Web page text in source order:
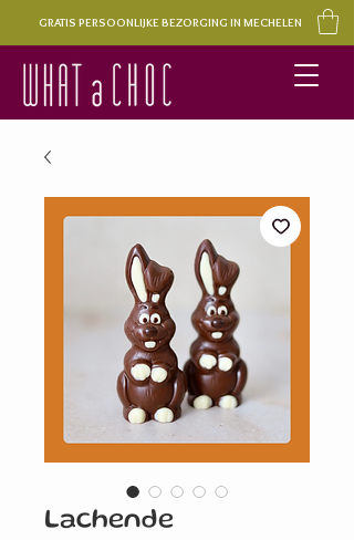
GRATIS PERSOONLIJKE BEZORGING IN MECHELEN
Lachende